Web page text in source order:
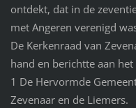
ontdekt, dat in de
met Angeren verenigd
De Kerkenraad van
hand en berichtte aan
1 De Hervormde
Zevenaar en de Liemers.